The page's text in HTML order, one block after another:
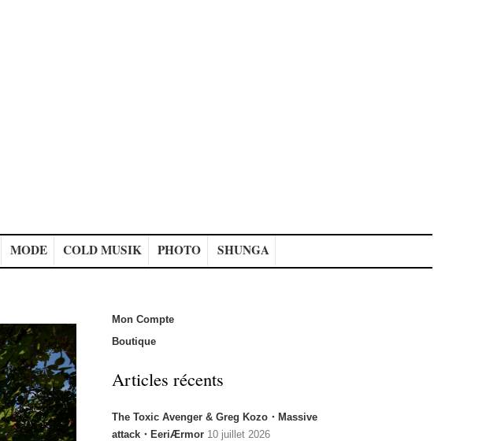
MODE COLD MUSIK PHOTO SHUNGA
Mon Compte
Boutique
Articles récents
The Toxic Avenger & Greg Kozo・Massive
attack・EeriÆrmor 10 juillet 2026